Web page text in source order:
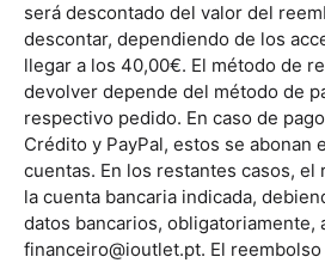
será descontado del valor del
descontar, dependiendo de los
llegar a los 40,00€. El método de
devolver depende del método de
respectivo pedido. En caso de
Crédito y PayPal, estos se abonan
cuentas. En los restantes casos, el
la cuenta bancaria indicada,
datos bancarios, obligatoriamente,
financeiro@ioutlet.pt. El